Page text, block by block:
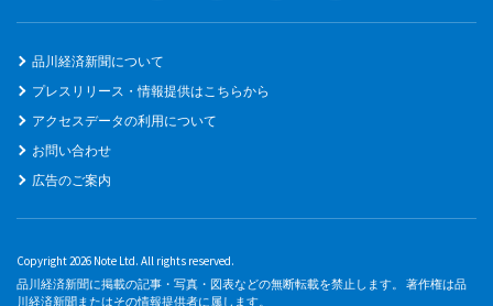
品川経済新聞について
プレスリリース・情報提供はこちらから
アクセスデータの利用について
お問い合わせ
広告のご案内
Copyright 2026 Note Ltd. All rights reserved.
品川経済新聞に掲載の記事・写真・図表などの無断転載を禁止します。 著作権は品
川経済新聞またはその情報提供者に属します。